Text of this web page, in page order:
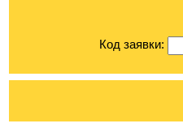
Код заявки: